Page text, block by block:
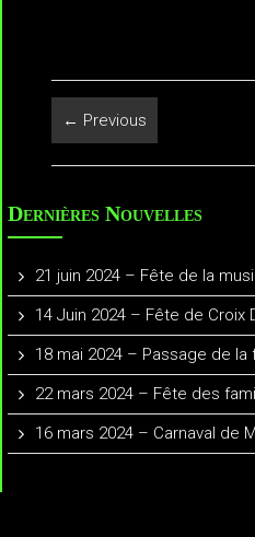
← Previous
Dernières Nouvelles
21 juin 2024 – Fête de la
14 Juin 2024 – Fête de Croix
18 mai 2024 – Passage de
22 mars 2024 – Fête des
16 mars 2024 – Carnaval de